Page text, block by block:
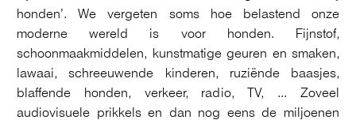
honden’. We vergeten soms hoe belastend onze
moderne wereld is voor honden. Fijnstof,
schoonmaakmiddelen, kunstmatige geuren en smaken,
lawaai, schreeuwende kinderen, ruziënde baasjes,
blaffende honden, verkeer, radio, TV, ... Zoveel
audiovisuele prikkels en dan nog eens de miljoenen